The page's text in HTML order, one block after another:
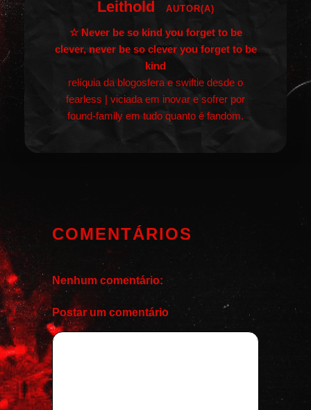
Leithold AUTOR(A)
☆ Never be so kind you forget to be
clever, never be so clever you forget to be
kind
relíquia da blogosfera e swiftie desde o
fearless | viciada em inovar e sofrer por
found-family em tudo quanto é fandom.
COMENTÁRIOS
Nenhum comentário:
Postar um comentário